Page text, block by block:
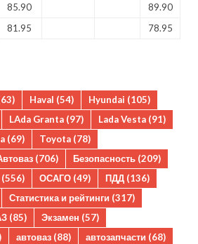
85.90
89.90
81.95 78.95
Haval (54) Hyundai (105)
LAda Granta (97) Lada Vesta (91)
(69) Toyota (78)
(706) Безопасность (209)
(556) ОСАГО (49) ПДД (136)
Статистика и рейтинги (317)
(85) Экзамен (57)
автоваз (88) автозапчасти (68)